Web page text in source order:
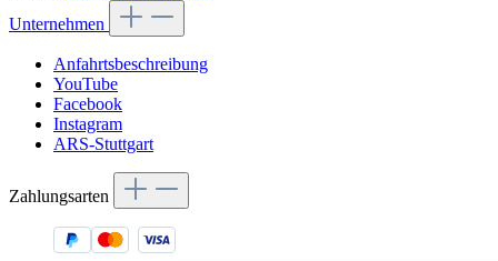
Unternehmen
Anfahrtsbeschreibung
YouTube
Facebook
Instagram
ARS-Stuttgart
Zahlungsarten